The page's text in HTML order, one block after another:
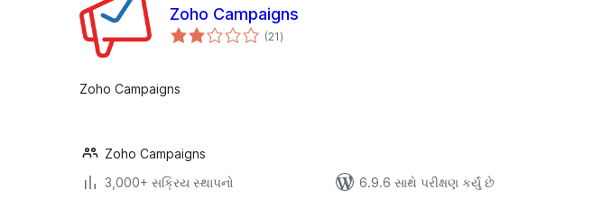
Zoho Campaigns
(21કુલ
રેટિંગ્સ
)
Zoho Campaigns
Zoho Campaigns
3,000+ સક્રિય સ્થાપનો
6.9.6 સાથે પરીક્ષણ કર્યું છે